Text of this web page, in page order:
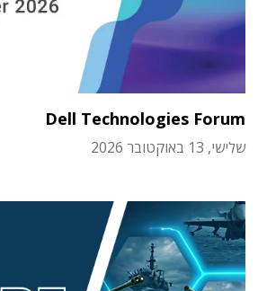
Dell Technologies Forum
שלישי, 13 באוקטובר 2026